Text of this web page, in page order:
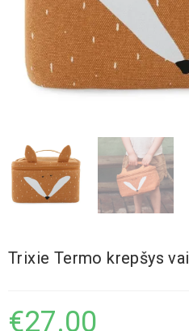
Trixie Termo krepšys
€27.00